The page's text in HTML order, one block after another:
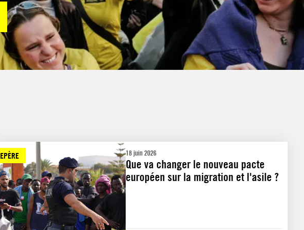
18 juin 2026
Que va changer le nouveau pacte
européen sur la migration et l'asile ?